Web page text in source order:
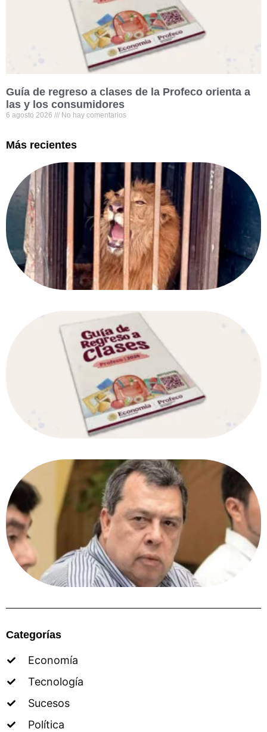
Guía de regreso a clases de la Profeco orienta a
las y los consumidores
6 agosto 2026 No hay comentarios
Más recientes
Categorías
Economía
Tecnología
Sucesos
Política